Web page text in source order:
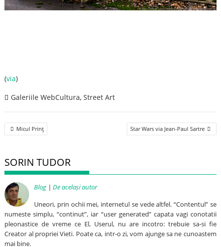
(via)
Galeriile WebCultura,Street Art
Post
navigation
Micul Prinţ Star Wars via Jean-Paul Sartre
SORIN TUDOR
Blog |De același autor
Uneori, prin ochii mei, internetul se vede altfel. “Contentul” se
numeste simplu, “continut”, iar “user generated” capata vagi conotatii
pleonastice de vreme ce El, Userul, nu are incotro: trebuie sa-si fie
Creator al propriei Vieti. Poate ca, intr-o zi, vom ajunge sa ne cunoastem
mai bine.